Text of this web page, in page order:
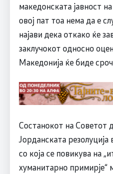
македонската јавност
овој пат тоа нема да е
најави дека откако ќе
заклучокот односно
Македонија ќе биде
Состанокот на Советот
Јорданската
со која се повикува на
хуманитарно примирје“